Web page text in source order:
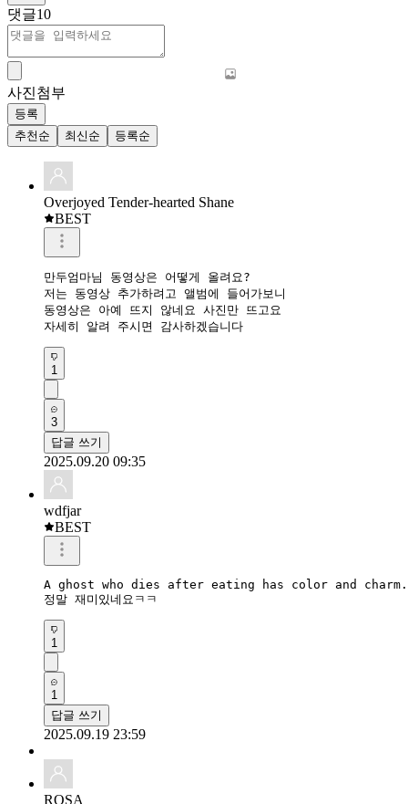
댓글10
사진첨부
등록
추천순
최신순 등록순
Overjoyed Tender-hearted Shane
BEST
만두엄마님 동영상은 어떻게 올려요?
저는 동영상 추가하려고 앨범에 들어가보니
동영상은 아예 뜨지 않네요 사진만 뜨고요
자세히 알려 주시면 감사하겠습니다
1
3
답글 쓰기
2025.09.20 09:35
wdfjar
BEST
A ghost who dies after eating has color and charm.
정말 재미있네요ㅋㅋ
1
1
답글 쓰기
2025.09.19 23:59
ROSA